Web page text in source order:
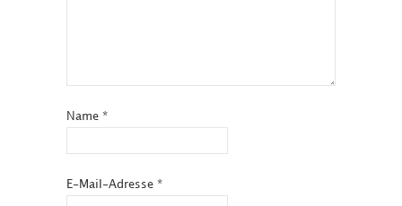
Name *
E-Mail-Adresse *